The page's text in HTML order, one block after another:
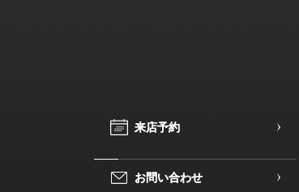
来店予約
来店予約
お問い合わせ
お問い合わせ